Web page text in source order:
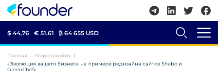
$ 44,76 € 51,61 ₿ 64 655 USD
Главная
Мероприятия
«Эволюция вашего бизнеса на примере редизайна сайтов Shabo и
GreenChef»